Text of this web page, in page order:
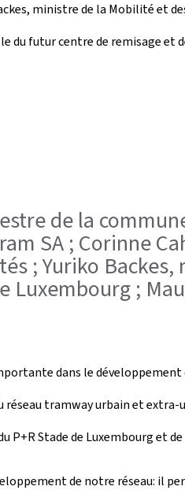
ministre de la Mobilité et
du futur centre de remisage et
de la
SA ; Corinne
; Yuriko
Luxembourg ;
dans le
tramway urbain et
P+R Stade de Luxembourg
de notre réseau: il